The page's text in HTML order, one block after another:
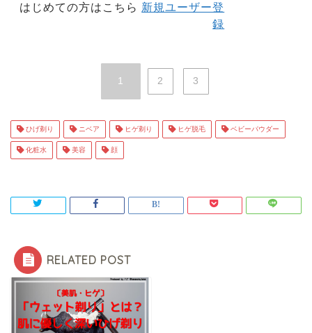
はじめての方はこちら 新規ユーザー登
録
1 2 3
ひげ剃り ニベア ヒゲ剃り ヒゲ脱毛 ベビーパウダー
化粧水 美容 顔
RELATED POST